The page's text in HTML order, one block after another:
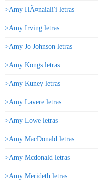
>Amy HÃ¤naiali'i letras
>Amy Irving letras
>Amy Jo Johnson letras
>Amy Kongs letras
>Amy Kuney letras
>Amy Lavere letras
>Amy Lowe letras
>Amy MacDonald letras
>Amy Mcdonald letras
>Amy Merideth letras